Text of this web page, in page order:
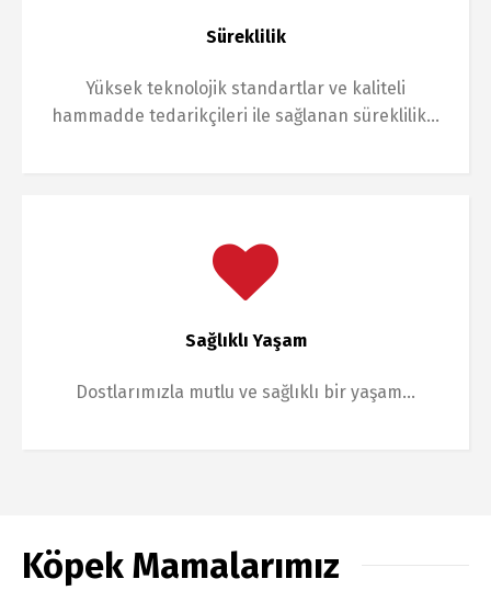
Süreklilik
Yüksek teknolojik standartlar ve kaliteli
hammadde tedarikçileri ile sağlanan süreklilik…
Sağlıklı Yaşam
Dostlarımızla mutlu ve sağlıklı bir yaşam…
Köpek Mamalarımız